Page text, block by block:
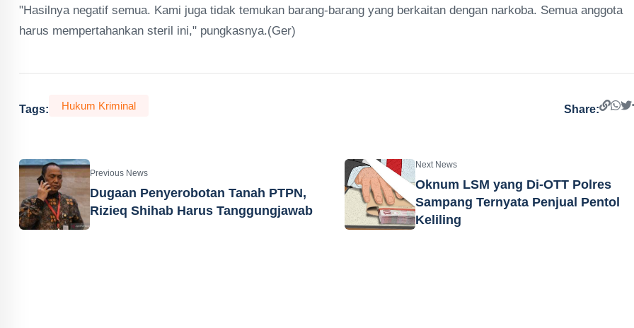
"Hasilnya negatif semua. Kami juga tidak temukan barang-barang yang berkaitan dengan narkoba. Semua anggota
harus mempertahankan steril ini," pungkasnya.(Ger)
Tags: Hukum Kriminal Share:
Previous News
Dugaan Penyerobotan Tanah PTPN,
Rizieq Shihab Harus Tanggungjawab
Next News
Oknum LSM yang Di-OTT Polres
Sampang Ternyata Penjual Pentol
Keliling